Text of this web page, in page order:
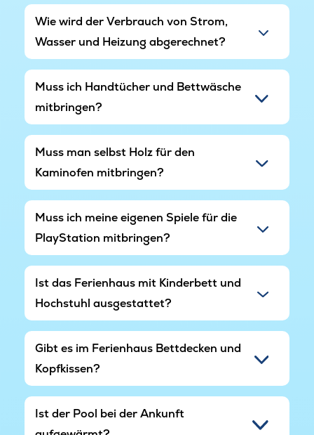
Wie wird der Verbrauch von Strom,
Wasser und Heizung abgerechnet?
Muss ich Handtücher und Bettwäsche
mitbringen?
Muss man selbst Holz für den
Kaminofen mitbringen?
Muss ich meine eigenen Spiele für die
PlayStation mitbringen?
Ist das Ferienhaus mit Kinderbett und
Hochstuhl ausgestattet?
Gibt es im Ferienhaus Bettdecken und
Kopfkissen?
Ist der Pool bei der Ankunft